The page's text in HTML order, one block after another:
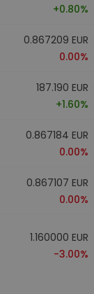
+0.80%
0.867209 EUR
0.00%
187.190 EUR
+1.60%
0.867184 EUR
0.00%
0.867107 EUR
0.00%
1.160000 EUR
-3.00%